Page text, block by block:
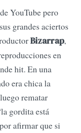
YouTube pero
grandes aciertos
Bizarrap,
en
hit. En una
era chica la
rematar
gordita está
afirmar que si